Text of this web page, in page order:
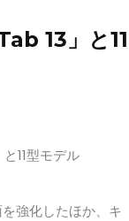
13」と11
11型モデル
強化したほか、キ